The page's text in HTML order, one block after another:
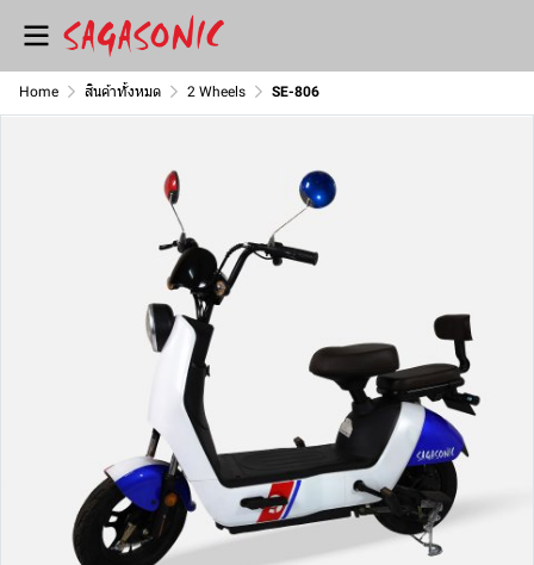
Home สินค้าทั้งหมด 2 Wheels SE-806